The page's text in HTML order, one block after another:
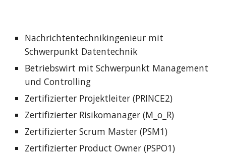
Nachrichtentechnikingenieur mit
Schwerpunkt Datentechnik
Betriebswirt mit Schwerpunkt Management
und Controlling
Zertifizierter Projektleiter (PRINCE2)
Zertifizierter Risikomanager (M_o_R)
Zertifizierter Scrum Master (PSM1)
Zertifizierter Product Owner (PSPO1)